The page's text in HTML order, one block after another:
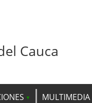
Cauca
MULTIMEDIA